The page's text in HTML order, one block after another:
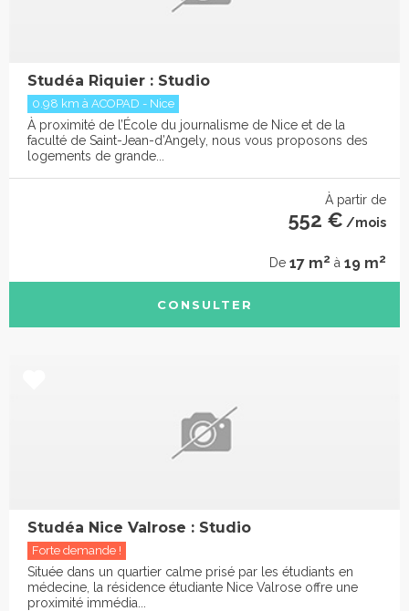
Studéa Riquier : Studio
0.98 km à ACOPAD - Nice
À proximité de l’École du journalisme de Nice et de la
faculté de Saint-Jean-d’Angely, nous vous proposons des
logements de grande...
À partir de
552 € /mois
De 17 m2 à 19 m2
CONSULTER
Studéa Nice Valrose : Studio
Forte demande !
Située dans un quartier calme prisé par les étudiants en
médecine, la résidence étudiante Nice Valrose offre une
proximité immédia...